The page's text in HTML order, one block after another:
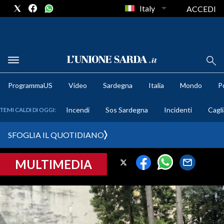
METEO
CRONACA SARDEGNA
PROVINCIA DI CAGLIARI
SULCIS IGLESIENTE
Italy ACCEDI
ProgrammaUS Video Sardegna Italia Mondo
TEMI CALDI DI OGGI: Incendi Sos Sardegna Incidenti
SFOGLIA IL QUOTIDIANO
MULTIMEDIA